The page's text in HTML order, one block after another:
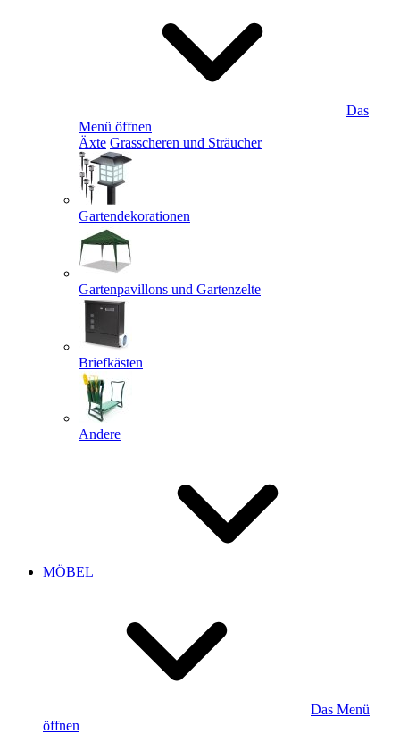
Das
Menü öffnen
Äxte Grasscheren und Sträucher
Gartendekorationen
Gartenpavillons und Gartenzelte
Briefkästen
Andere
MÖBEL
Das Menü
öffnen